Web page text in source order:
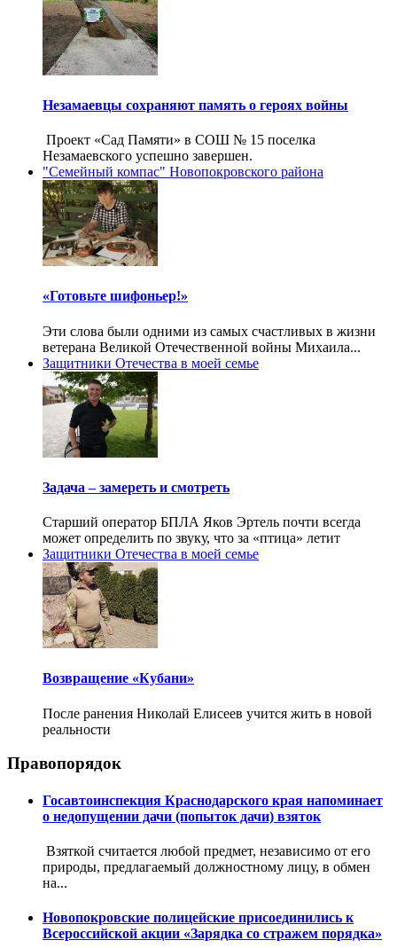
Незамаевцы сохраняют память о героях войны
Проект «Сад Памяти» в СОШ № 15 поселка
Незамаевского успешно завершен.
"Семейный компас" Новопокровского района
«Готовьте шифоньер!»
Эти слова были одними из самых счастливых в жизни
ветерана Великой Отечественной войны Михаила...
Защитники Отечества в моей семье
Задача – замереть и смотреть
Старший оператор БПЛА Яков Эртель почти всегда
может определить по звуку, что за «птица» летит
Защитники Отечества в моей семье
Возвращение «Кубани»
После ранения Николай Елисеев учится жить в новой
реальности
Правопорядок
Госавтоинспекция Краснодарского края напоминает
о недопущении дачи (попыток дачи) взяток
Взяткой считается любой предмет, независимо от его
природы, предлагаемый должностному лицу, в обмен
на...
Новопокровские полицейские присоединились к
Всероссийской акции «Зарядка со стражем порядка»